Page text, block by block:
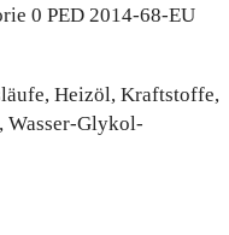
0 PED 2014-68-EU
Heizöl, Kraftstoffe,
Wasser-Glykol-